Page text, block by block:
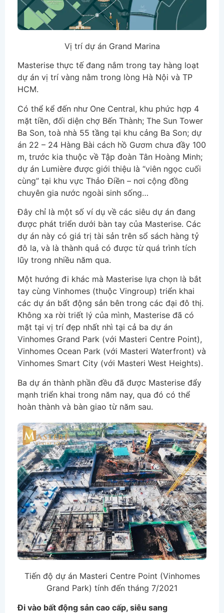
Vị trí dự án Grand Marina
Masterise thực tế đang nắm trong tay hàng loạt
dự án vị trí vàng nằm trong lòng Hà Nội và TP
HCM.
Có thể kể đến như One Central, khu phức hợp 4
mặt tiền, đối diện chợ Bến Thành; The Sun Tower
Ba Son, toà nhà 55 tầng tại khu cảng Ba Son; dự
án 22 – 24 Hàng Bài cách hồ Gươm chưa đầy 100
m, trước kia thuộc về Tập đoàn Tân Hoàng Minh;
dự án Lumière được giới thiệu là “viên ngọc cuối
cùng” tại khu vực Thảo Điền – nơi cộng đồng
chuyên gia nước ngoài sinh sống…
Đây chỉ là một số ví dụ về các siêu dự án đang
được phát triển dưới bàn tay của Masterise. Các
dự án này có giá trị tài sản trên sổ sách hàng tỷ
đô la, và là thành quả có được từ quá trình tích
lũy trong nhiều năm qua.
Một hướng đi khác mà Masterise lựa chọn là bắt
tay cùng Vinhomes (thuộc Vingroup) triển khai
các dự án bất động sản bên trong các đại đô thị.
Không xa rời triết lý của mình, Masterise đã có
mặt tại vị trí đẹp nhất nhì tại cả ba dự án
Vinhomes Grand Park (với Masteri Centre Point),
Vinhomes Ocean Park (với Masteri Waterfront) và
Vinhomes Smart City (với Masteri West Heights).
Ba dự án thành phần đều đã được Masterise đẩy
mạnh triển khai trong năm nay, qua đó có thể
hoàn thành và bàn giao từ năm sau.
Tiến độ dự án Masteri Centre Point (Vinhomes
Grand Park) tính đến tháng 7/2021
Đi vào bất động sản cao cấp, siêu sang